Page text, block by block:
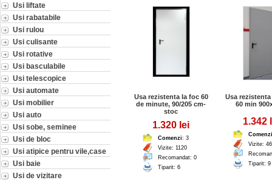
Usi liftate
Usi rabatabile
Usi rulou
Usi culisante
Usi rotative
Usi basculabile
Usi telescopice
Usi automate
Usi mobilier
Usi auto
Usi sobe, seminee
Usi de bloc
Usi atipice pentru vile,case
Usi baie
Usi de vizitare
Usa rezistenta la foc 60
de minute, 90/205 cm-
stoc
1.320 lei
Comenzi: 3
Vizite: 1120
Recomandat: 0
Tiparit: 6
Usa rezistenta
60 min
1.342
Comenzi
Vizite:
Tiparit: 9